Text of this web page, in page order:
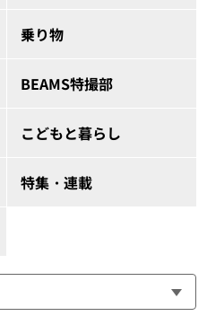
乗り物
BEAMS特撮部
こどもと暮らし
特集・連載